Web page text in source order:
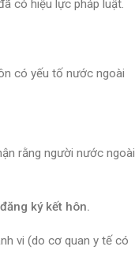
có hiệu lực pháp luật.
có yếu tố nước ngoài
rằng người nước ngoài
ký kết hôn.
vi (do cơ quan y tế có